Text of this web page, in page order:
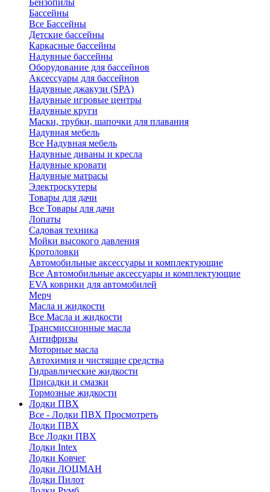
Бензопилы
Бассейны
Все Бассейны
Детские бассейны
Каркасные бассейны
Надувные бассейны
Оборудование для бассейнов
Аксессуары для бассейнов
Надувные джакузи (SPA)
Надувные игровые центры
Надувные круги
Маски, трубки, шапочки для плавания
Надувная мебель
Все Надувная мебель
Надувные диваны и кресла
Надувные кровати
Надувные матрасы
Электроскутеры
Товары для дачи
Все Товары для дачи
Лопаты
Садовая техника
Мойки высокого давления
Кротоловки
Автомобильные аксессуары и комплектующие
Все Автомобильные аксессуары и комплектующие
EVA коврики для автомобилей
Мерч
Масла и жидкости
Все Масла и жидкости
Трансмиссионные масла
Антифризы
Моторные масла
Автохимия и чистящие средства
Гидравлические жидкости
Присадки и смазки
Тормозные жидкости
Лодки ПВХ
Все - Лодки ПВХ Просмотреть
Лодки ПВХ
Все Лодки ПВХ
Лодки Intex
Лодки Ковчег
Лодки ЛОЦМАН
Лодки Пилот